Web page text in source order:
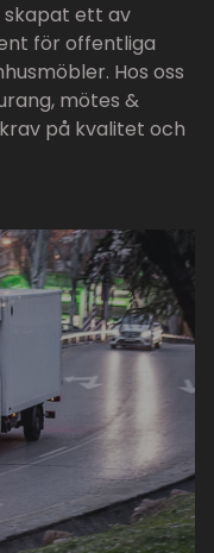
skapat ett av
för offentliga
Hos oss
mötes &
på kvalitet och